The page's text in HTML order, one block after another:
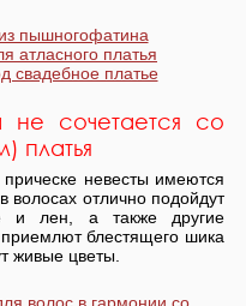
не сочетается со
платья
невесты имеются
отлично подойдут
и лен, а также другие
блестящего шика
живые цветы.